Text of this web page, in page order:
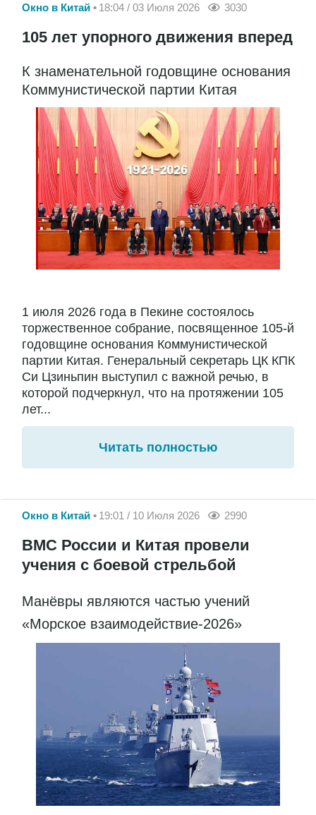
Окно в Китай 18:04 / 03 Июля 2026 3030
105 лет упорного движения вперед
К знаменательной годовщине основания
Коммунистической партии Китая
1 июля 2026 года в Пекине состоялось
торжественное собрание, посвященное 105-й
годовщине основания Коммунистической
партии Китая. Генеральный секретарь ЦК КПК
Си Цзиньпин выступил с важной речью, в
которой подчеркнул, что на протяжении 105
лет...
Читать полностью
Окно в Китай 19:01 / 10 Июля 2026 2990
ВМС России и Китая провели
учения с боевой стрельбой
Манёвры являются частью учений
«Морское взаимодействие-2026»